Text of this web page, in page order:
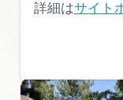
カート
詳細はサイト